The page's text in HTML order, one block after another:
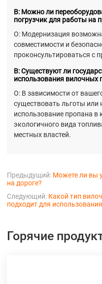
В: Можно ли
погрузчик для работы на
О: Модернизация
совместимости и
проконсультироваться с
В: Существуют ли
использования вилочных
О: В зависимости от
существовать льготы
использование пропана в
экологичного вида
местных властей.
Предыдущий: Можете ли вы
на дороге?
Следующий: Какой тип
подходит для
Горячие